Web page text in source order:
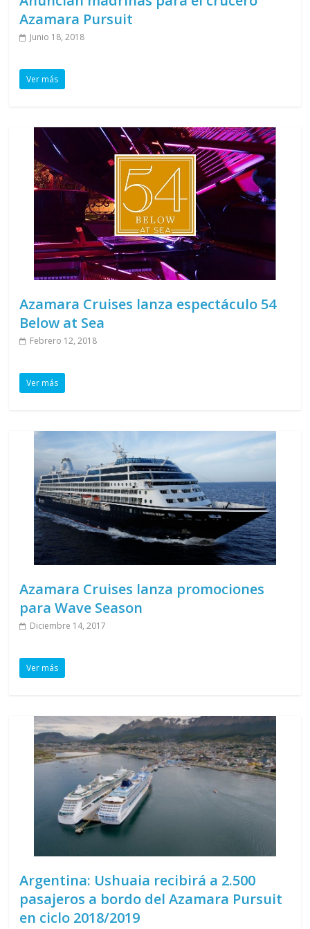
Azamara Pursuit
Junio 18, 2018
Ver más
Azamara Cruises lanza espectáculo 54
Below at Sea
Febrero 12, 2018
Ver más
Azamara Cruises lanza promociones
para Wave Season
Diciembre 14, 2017
Ver más
Argentina: Ushuaia recibirá a 2.500
pasajeros a bordo del Azamara Pursuit
en ciclo 2018/2019